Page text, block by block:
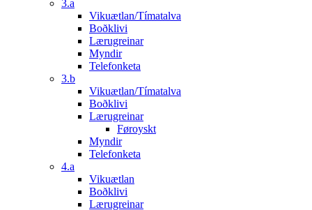
3.a
Vikuætlan/Tímatalva
Boðklivi
Lærugreinar
Myndir
Telefonketa
3.b
Vikuætlan/Tímatalva
Boðklivi
Lærugreinar
Føroyskt
Myndir
Telefonketa
4.a
Vikuætlan
Boðklivi
Lærugreinar